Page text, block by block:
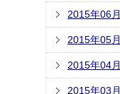
2015年06月
2015年05月
2015年04月
2015年03月